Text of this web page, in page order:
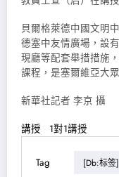
貝爾格萊德中國文明
德塞中友情廣場，設
現廳等配套舉措措施
課程，是塞爾維亞大
新華社記者 李京 攝
講授 1對1講授
Tag [db:标签]